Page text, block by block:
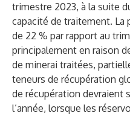
trimestre 2023, à la suite
capacité de traitement. La
de 22 % par rapport au
principalement en raison
de minerai traitées,
teneurs de récupération
de récupération devraient
l’année, lorsque les